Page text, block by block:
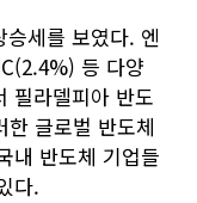
세를 보였다. 엔
등 다양
필라델피아 반도
글로벌 반도체
내 반도체 기업들
다.